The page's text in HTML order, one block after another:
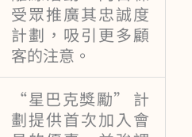
受眾推廣其忠誠度
計劃，吸引更多顧
客的注意。
“星巴克獎勵” 計
劃提供首次加入會